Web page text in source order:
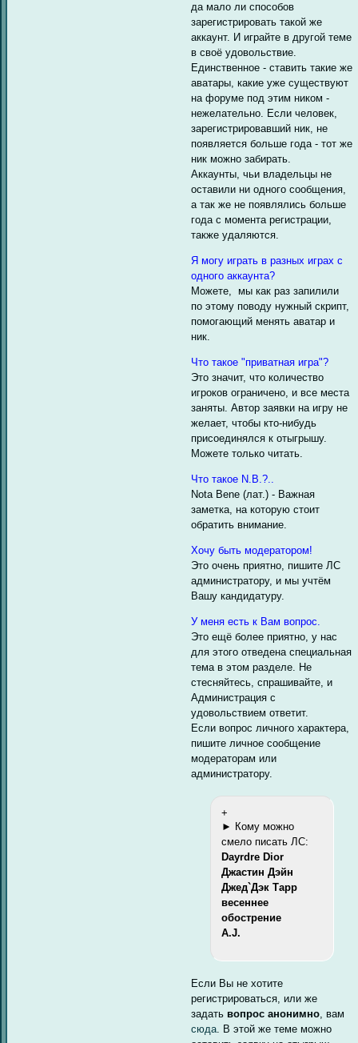
да мало ли способов
зарегистрировать такой же
аккаунт. И играйте в другой теме
в своё удовольствие.
Единственное - ставить такие же
аватары, какие уже существуют
на форуме под этим ником -
нежелательно. Если человек,
зарегистрировавший ник, не
появляется больше года - тот же
ник можно забирать.
Аккаунты, чьи владельцы не
оставили ни одного сообщения,
а так же не появлялись больше
года с момента регистрации,
также удаляются.
Я могу играть в разных играх с
одного аккаунта?
Можете, мы как раз запилили
по этому поводу нужный скрипт,
помогающий менять аватар и
ник.
Что такое "приватная игра"?
Это значит, что количество
игроков ограничено, и все места
заняты. Автор заявки на игру не
желает, чтобы кто-нибудь
присоединялся к отыгрышу.
Можете только читать.
Что такое N.B.?..
Nota Bene (лат.) - Важная
заметка, на которую стоит
обратить внимание.
Хочу быть модератором!
Это очень приятно, пишите ЛС
администратору, и мы учтём
Вашу кандидатуру.
У меня есть к Вам вопрос.
Это ещё более приятно, у нас
для этого отведена специальная
тема в этом разделе. Не
стесняйтесь, спрашивайте, и
Администрация с
удовольствием ответит.
Если вопрос личного характера,
пишите личное сообщение
модераторам или
администратору.
+
► Кому можно
смело писать ЛС:
Dayrdre Dior
Джастин Дэйн
Джед`Дэк Тарр
весеннее
обострение
A.J.
Если Вы не хотите
регистрироваться, или же
задать вопрос анонимно, вам
сюда. В этой же теме можно